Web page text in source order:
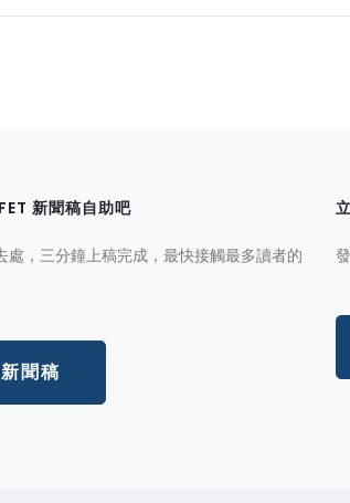
新聞稿自助吧
處，三分鐘上稿完成，最快接觸最多讀者的
聞稿